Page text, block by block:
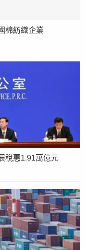
棉紡織企業
稅惠1.91萬億元